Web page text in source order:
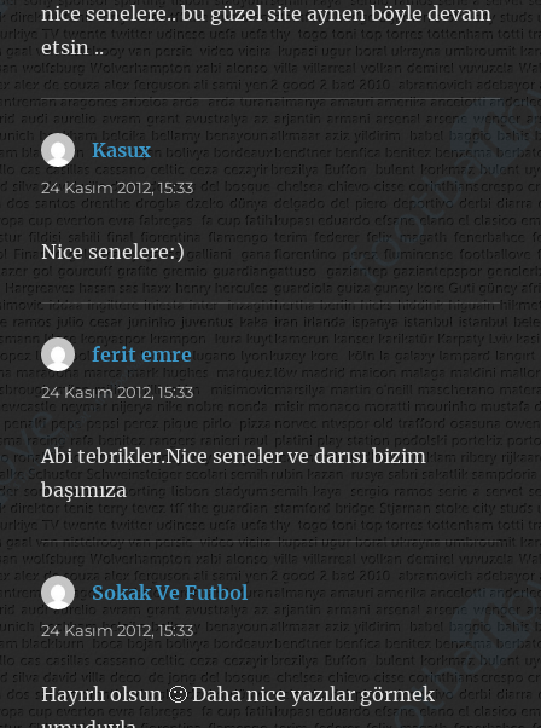
nice senelere.. bu güzel site aynen böyle devam
etsin ..
Kasux dedi
ki:
24 Kasım 2012, 15:33
Nice senelere:)
ferit emre dedi
ki:
24 Kasım 2012, 15:33
Abi tebrikler.Nice seneler ve darısı bizim
başımıza
Sokak Ve Futboldedi
ki:
24 Kasım 2012, 15:33
Hayırlı olsun 🙂 Daha nice yazılar görmek